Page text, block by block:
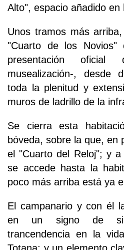
Alto", espacio añadido en
Unos tramos más
"Cuarto de los Novios"
presentación
musealización-, desde
toda la plenitud y
muros de ladrillo de la
Se cierra esta
bóveda, sobre la que, en
el "Cuarto del Reloj"; y
se accede hasta la
poco más arriba está ya
El campanario y con él
en un signo de
trancendencia en la
Totana; y un elemento